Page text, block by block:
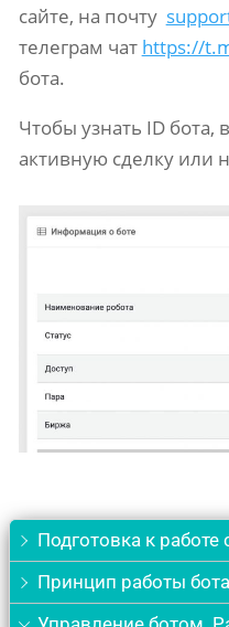
сайте, на почту
телеграм чат https://
бота.
Чтобы узнать ID
активную сделку или
Подготовка к работе
Принцип работы